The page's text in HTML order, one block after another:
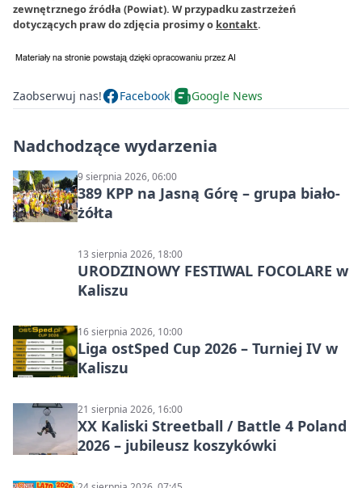
zewnętrznego źródła (Powiat). W przypadku zastrzeżeń
dotyczących praw do zdjęcia prosimy o kontakt.
Zaobserwuj nas! Facebook Google News
Nadchodzące wydarzenia
9 sierpnia 2026, 06:00
389 KPP na Jasną Górę – grupa biało-
żółta
13 sierpnia 2026, 18:00
URODZINOWY FESTIWAL FOCOLARE w
Kaliszu
16 sierpnia 2026, 10:00
Liga ostSped Cup 2026 – Turniej IV w
Kaliszu
21 sierpnia 2026, 16:00
XX Kaliski Streetball / Battle 4 Poland
2026 – jubileusz koszykówki